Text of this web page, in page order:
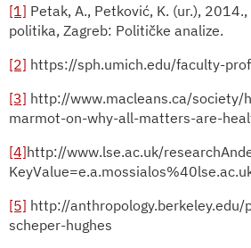
[1] Petak, A., Petković, K. (ur.),
politika, Zagreb: Političke analize.
[2] https://sph.umich.edu/faculty-
[3] http://www.macleans.ca/society/
marmot-on-why-all-matters-are-
[4]http://www.lse.ac.uk/
[5] http://anthropology.berkeley.edu/
scheper-hughes